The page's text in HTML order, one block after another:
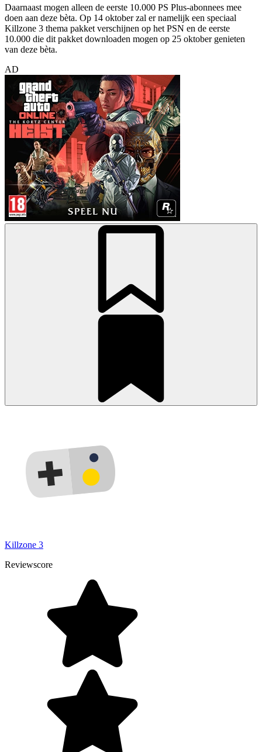
Daarnaast mogen alleen de eerste 10.000 PS Plus-abonnees mee
doen aan deze bèta. Op 14 oktober zal er namelijk een speciaal
Killzone 3 thema pakket verschijnen op het PSN en de eerste
10.000 die dit pakket downloaden mogen op 25 oktober genieten
van deze bèta.
AD
Killzone 3
Reviewscore